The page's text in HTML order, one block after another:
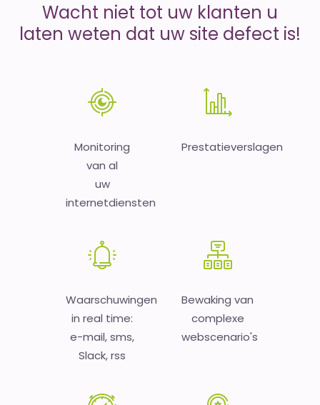
Wacht niet tot uw klanten u
laten weten dat uw site defect is!
Monitoring
van al
uw
internetdiensten
Prestatieverslagen
Waarschuwingen
in real time:
e-mail, sms,
Slack, rss
Bewaking van
complexe
webscenario's